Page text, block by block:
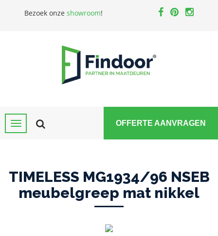
Bezoek onze showroom!
OFFERTE AANVRAGEN
TIMELESS MG1934/96 NSEB
meubelgreep mat nikkel